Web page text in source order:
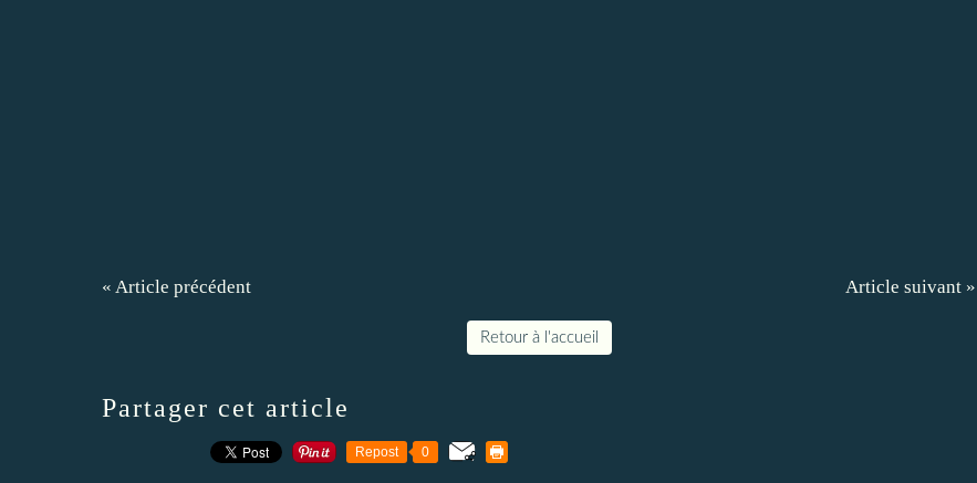
« Article précédent Article suivant »
Retour à l'accueil
Partager cet article
Repost 0